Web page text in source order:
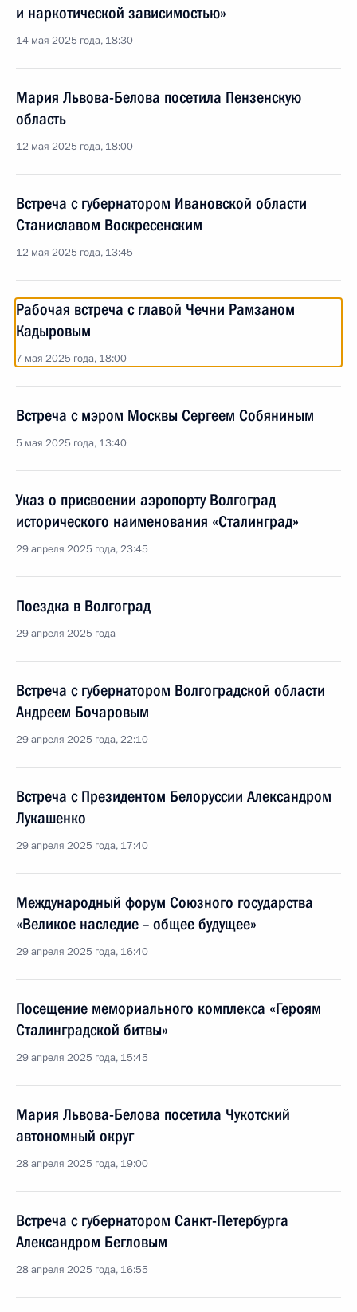
и наркотической зависимостью»
14 мая 2025 года, 18:30
Мария Львова-Белова посетила Пензенскую
область
12 мая 2025 года, 18:00
Встреча с губернатором Ивановской области
Станиславом Воскресенским
12 мая 2025 года, 13:45
Рабочая встреча с главой Чечни Рамзаном
Кадыровым
7 мая 2025 года, 18:00
Встреча с мэром Москвы Сергеем Собяниным
5 мая 2025 года, 13:40
Указ о присвоении аэропорту Волгоград
исторического наименования «Сталинград»
29 апреля 2025 года, 23:45
Поездка в Волгоград
29 апреля 2025 года
Встреча с губернатором Волгоградской области
Андреем Бочаровым
29 апреля 2025 года, 22:10
Встреча с Президентом Белоруссии Александром
Лукашенко
29 апреля 2025 года, 17:40
Международный форум Союзного государства
«Великое наследие – общее будущее»
29 апреля 2025 года, 16:40
Посещение мемориального комплекса «Героям
Сталинградской битвы»
29 апреля 2025 года, 15:45
Мария Львова-Белова посетила Чукотский
автономный округ
28 апреля 2025 года, 19:00
Встреча с губернатором Санкт-Петербурга
Александром Бегловым
28 апреля 2025 года, 16:55